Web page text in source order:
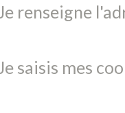
Je renseigne
Je saisis mes